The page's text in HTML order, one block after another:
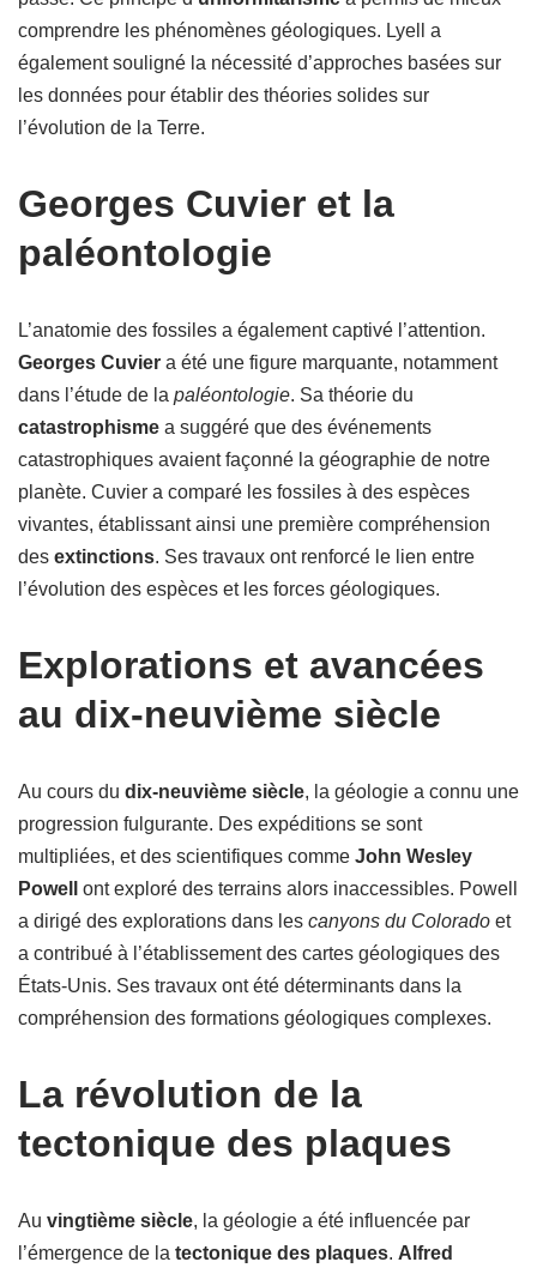
comprendre les phénomènes géologiques. Lyell a
également souligné la nécessité d’approches basées sur
les données pour établir des théories solides sur
l’évolution de la Terre.
Georges Cuvier et la
paléontologie
L’anatomie des fossiles a également captivé l’attention.
Georges Cuvier a été une figure marquante, notamment
dans l’étude de la paléontologie. Sa théorie du
catastrophisme a suggéré que des événements
catastrophiques avaient façonné la géographie de notre
planète. Cuvier a comparé les fossiles à des espèces
vivantes, établissant ainsi une première compréhension
des extinctions. Ses travaux ont renforcé le lien entre
l’évolution des espèces et les forces géologiques.
Explorations et avancées
au dix-neuvième siècle
Au cours du dix-neuvième siècle, la géologie a connu une
progression fulgurante. Des expéditions se sont
multipliées, et des scientifiques comme John Wesley
Powell
ont exploré des terrains alors inaccessibles. Powell
a dirigé des explorations dans les canyons du Colorado et
a contribué à l’établissement des cartes géologiques des
États-Unis. Ses travaux ont été déterminants dans la
compréhension des formations géologiques complexes.
La révolution de la
tectonique des plaques
Au vingtième siècle, la géologie a été influencée par
l’émergence de la tectonique des plaques. Alfred